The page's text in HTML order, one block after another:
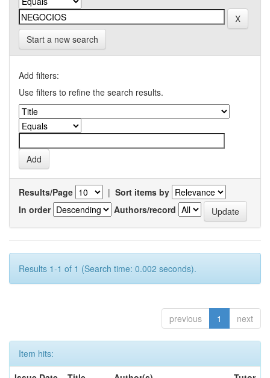
Start a new search
Add filters:
Use filters to refine the search results.
Results/Page | Sort items by
In order
Authors/record
Results 1-1 of 1 (Search time: 0.002 seconds).
previous 1 next
Item hits: